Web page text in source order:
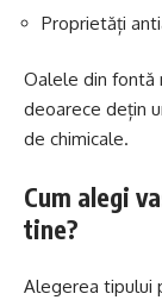
Proprietăți
Oalele din fontă
deoarece dețin
de chimicale.
Cum alegi
tine?
Alegerea tipului